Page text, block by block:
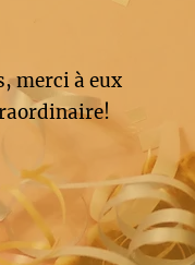
merci à eux